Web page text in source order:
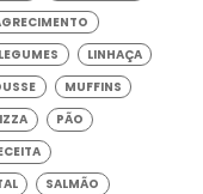
LEGUMES
LINHAÇA
MUFFINS
PÃO
SALMÃO